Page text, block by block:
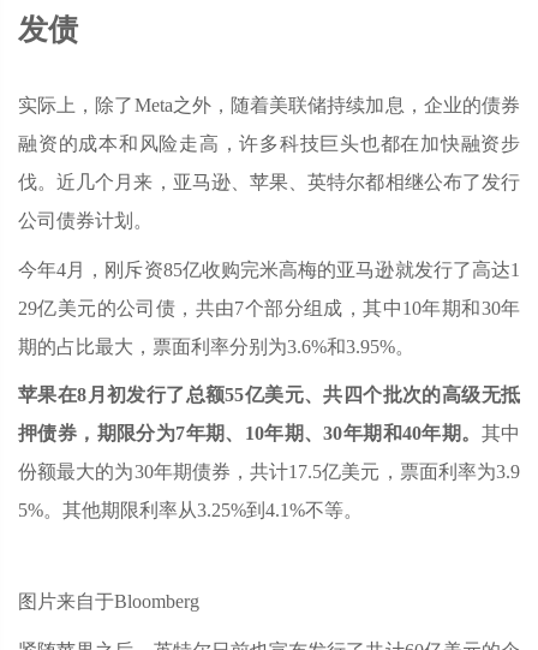
发债
实际上，除了Meta之外，随着美联储持续加息，企业的债券
融资的成本和风险走高，许多科技巨头也都在加快融资步
伐。近几个月来，亚马逊、苹果、英特尔都相继公布了发行
公司债券计划。
今年4月，刚斥资85亿收购完米高梅的亚马逊就发行了高达1
29亿美元的公司债，共由7个部分组成，其中10年期和30年
期的占比最大，票面利率分别为3.6%和3.95%。
苹果在8月初发行了总额55亿美元、共四个批次的高级无抵
押债券，期限分为7年期、10年期、30年期和40年期。 其中
份额最大的为30年期债券，共计17.5亿美元，票面利率为3.9
5%。其他期限利率从3.25%到4.1%不等。
图片来自于Bloomberg